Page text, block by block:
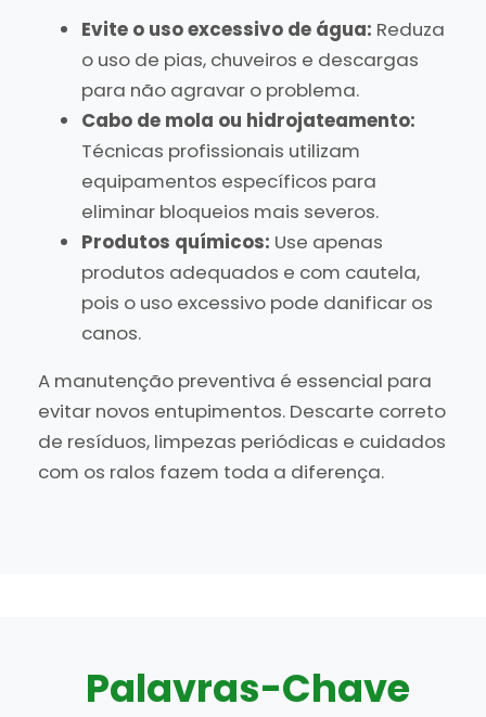
Evite o uso excessivo de água: Reduza
o uso de pias, chuveiros e descargas
para não agravar o problema.
Cabo de mola ou hidrojateamento:
Técnicas profissionais utilizam
equipamentos específicos para
eliminar bloqueios mais severos.
Produtos químicos: Use apenas
produtos adequados e com cautela,
pois o uso excessivo pode danificar os
canos.
A manutenção preventiva é essencial para
evitar novos entupimentos. Descarte correto
de resíduos, limpezas periódicas e cuidados
com os ralos fazem toda a diferença.
Palavras-Chave